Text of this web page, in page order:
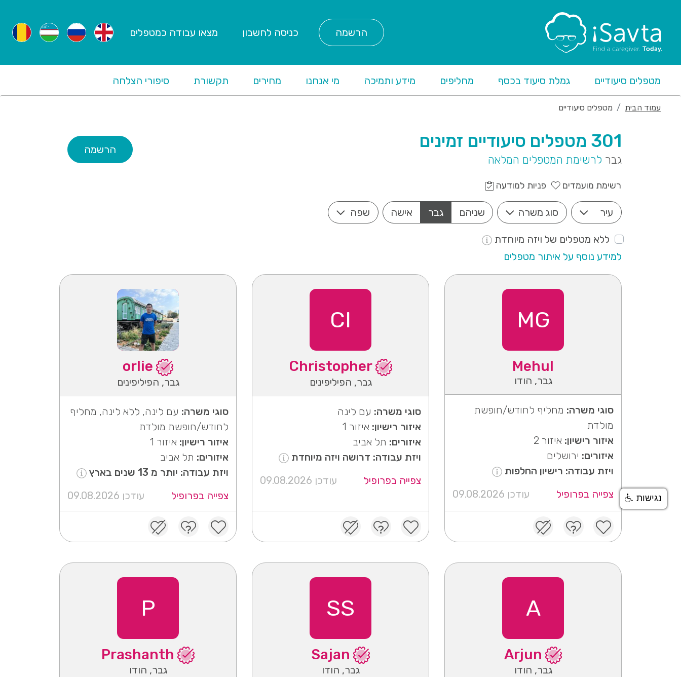
הרשמה כניסה לחשבון מצאו עבודה כמטפלים
מטפלים סיעודיים גמלת סיעוד בכסף מחליפים מידע ותמיכה מי אנחנו מחירים תקשורת סיפורי הצלחה
עמוד הבית מטפלים סיעודיים
301 מטפלים סיעודיים זמינים
גבר לרשימת המטפלים המלאה
הרשמה
רשימת מועמדים פניות למודעה
עיר סוג משרה אישה גבר שניהם שפה
ללא מטפלים של ויזה מיוחדת
למידע נוסף על איתור מטפלים
MG
Mehul
גבר, הודו
סוגי משרה: מחליף לחודש/חופשת
מולדת
איזור רישיון: איזור 2
איזורים: ירושלים
ויזת עבודה: רישיון החלפות
צפייה בפרופיל
עודכן 09.08.2026
CI
Christopher
גבר, הפיליפינים
סוגי משרה: עם לינה
איזור רישיון: איזור 1
איזורים: תל אביב
ויזת עבודה: דרושה ויזה מיוחדת
צפייה בפרופיל
עודכן 09.08.2026
גבר, הפיליפינים
סוגי משרה: עם לינה, ללא לינה, מחליף
לחודש/חופשת מולדת
איזור רישיון: איזור 1
איזורים: תל אביב
ויזת עבודה: יותר מ 13 שנים בארץ
צפייה בפרופיל
עודכן 09.08.2026
A
גבר, הודו
SS
גבר, הודו
P
גבר, הודו
נגישות